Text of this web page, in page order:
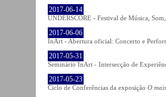
2017-06-14
UNDERSCORE - Festival de Música,
2017-06-06
InArt - Abertura oficial: Concerto e
2017-05-31
Seminário InArt - Intersecção de
2017-05-23
Ciclo de Conferências da exposição O